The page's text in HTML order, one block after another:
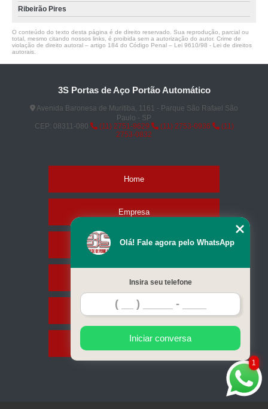
Ribeirão Pires
O conteúdo do texto desta página é de direito reservado. Sua reprodução, parcial ou
total, mesmo citando nossos links, é proibida sem a autorização do autor. Crime de
violação de direito autoral – artigo 184 do Código Penal – Lei 9610/98 - Lei de direitos
autorais
3S Portas de Aço Portão Automático
Avenida Baronesa de Muritiba, 1161 - Parque São Rafael São
Paulo - SP
CEP: 08311-080
(11) 2751-9629 (11) 2753-0936
(11)
2753-0832
Home
Empresa
Missão
Serviços
Contato
Mapa do site
1
Olá! Fale agora pelo WhatsApp
Insira seu telefone
Iniciar conversa